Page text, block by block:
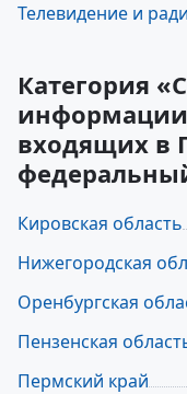
Телевидение и
Категория
входящих в
Кировская область
Нижегородская
Оренбургская
Пензенская
Пермский край